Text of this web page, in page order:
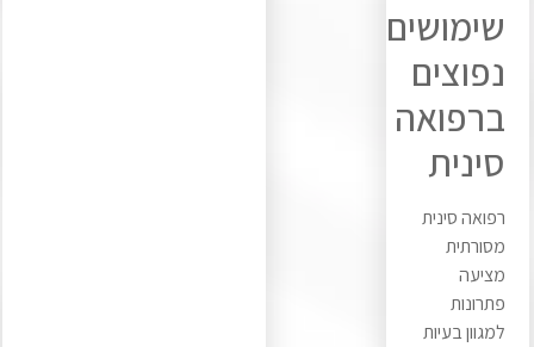
שימושים
נפוצים
ברפואה
סינית
רפואה סינית
מסורתית
מציעה
פתרונות
למגוון בעיות